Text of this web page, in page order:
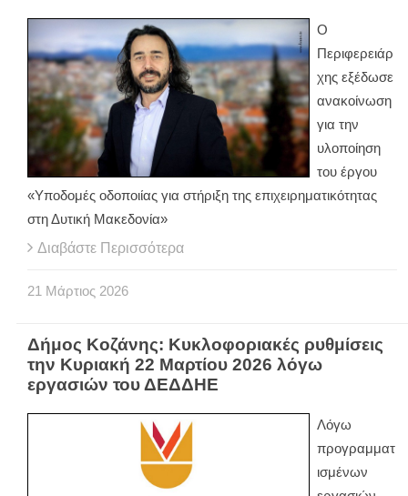
Ο
Περιφερειάρ
χης εξέδωσε
ανακοίνωση
για την
υλοποίηση
του έργου
«Υποδομές οδοποιίας για στήριξη της επιχειρηματικότητας
στη Δυτική Μακεδονία»
Διαβάστε Περισσότερα
21 Μάρτιος 2026
Δήμος Κοζάνης: Κυκλοφοριακές ρυθμίσεις
την Κυριακή 22 Μαρτίου 2026 λόγω
εργασιών του ΔΕΔΔΗΕ
Λόγω
προγραμματ
ισμένων